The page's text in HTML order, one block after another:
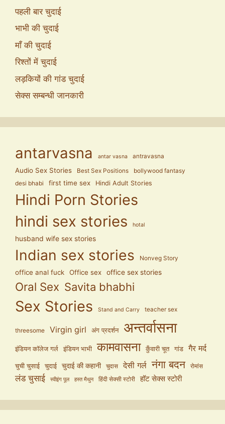
पहली बार चुदाई
भाभी की चुदाई
माँ की चुदाई
रिश्तों में चुदाई
लड़कियों की गांड चुदाई
सेक्स सम्बन्धी जानकारी
antarvasna antar vasna antravasna
Audio Sex Stories Best Sex Positions
bollywood fantasy
desi bhabi
first time sex Hindi Adult Stories
Hindi Porn Stories
hindi sex stories
hotal
husband wife sex stories
Indian sex stories Nonveg Story
office anal fuck Office sex office sex stories
Oral Sex Savita bhabhi
Sex Stories Stand and Carry teacher sex
threesome Virgin girl अंग प्रदर्शन अन्तर्वासना
इंडियन कॉलेज गर्ल इंडियन भाभी कामवासना कुँवारी चूत गांड गैर मर्द
चुची चुसाई चुदाई चुदाई की कहानी चुदास देसी गर्ल नंगा बदन रोमांस
लंड चुसाई स्वीइंग पूल हस्त मैथुन हिंदी सेक्सी स्टोरी हॉट सेक्स स्टोरी